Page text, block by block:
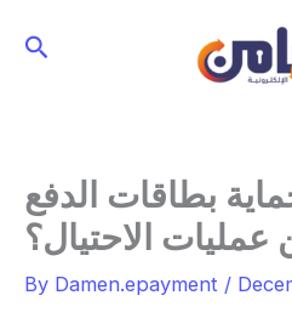
Search
بطاقات الدفع
عمليات الاحتيال؟
By Damen.epayment /